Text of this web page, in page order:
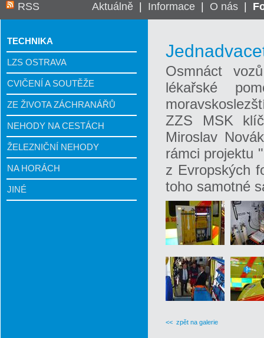
RSS Aktuálně| Informace| O nás|
TECHNIKA
LZS OSTRAVA
CVIČENÍ A SOUTĚŽE
ZE ŽIVOTA ZÁCHRANÁŘŮ
NEHODY NA CESTÁCH
ŽELEZNIČNÍ NEHODY
NA HORÁCH
JINÉ
Osmnáct
lékařské
ZZS MSK
Miroslav
rámci projektu
z Evropských
toho samotné
<< zpět na galerie